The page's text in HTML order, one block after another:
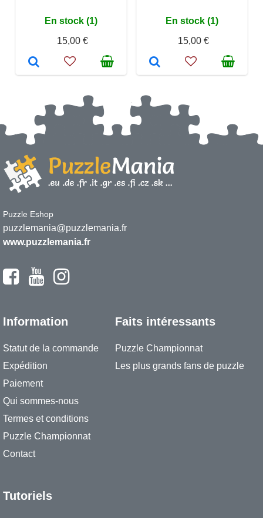
En stock (1)
15,00 €
En stock (1)
15,00 €
Puzzle Eshop
puzzlemania@puzzlemania.fr
www.puzzlemania.fr
Information
Statut de la commande
Expédition
Paiement
Qui sommes-nous
Termes et conditions
Puzzle Championnat
Contact
Faits intéressants
Puzzle Championnat
Les plus grands fans de puzzle
Tutoriels